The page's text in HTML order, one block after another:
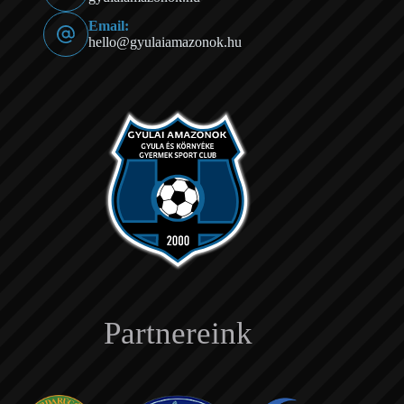
Email:
hello@gyulaiamazonok.hu
Partnereink